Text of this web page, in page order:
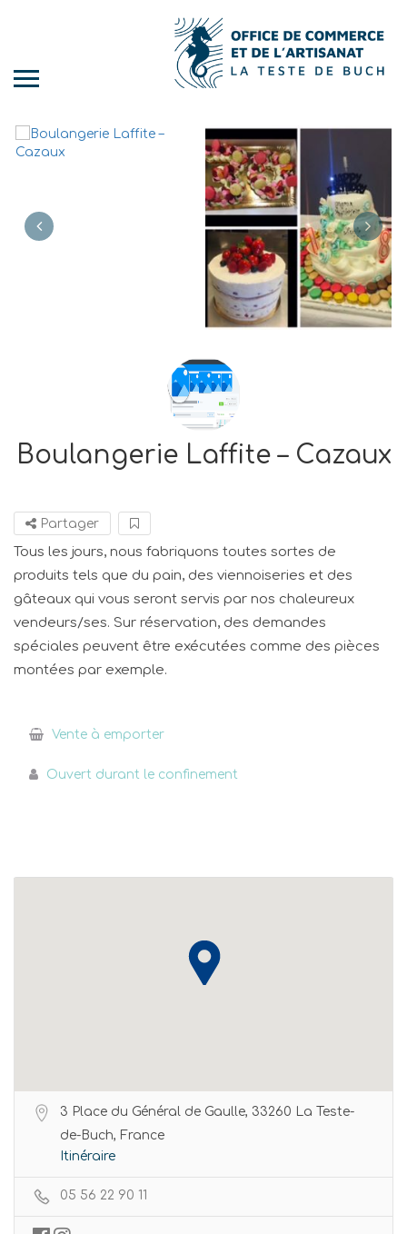
Boulangerie Laffite – Cazaux
Partager
Tous les jours, nous fabriquons toutes sortes de
produits tels que du pain, des viennoiseries et des
gâteaux qui vous seront servis par nos chaleureux
vendeurs/ses. Sur réservation, des demandes
spéciales peuvent être exécutées comme des pièces
montées par exemple.
Vente à emporter
Ouvert durant le confinement
3 Place du Général de Gaulle, 33260 La Teste-
de-Buch, France
Itinéraire
05 56 22 90 11